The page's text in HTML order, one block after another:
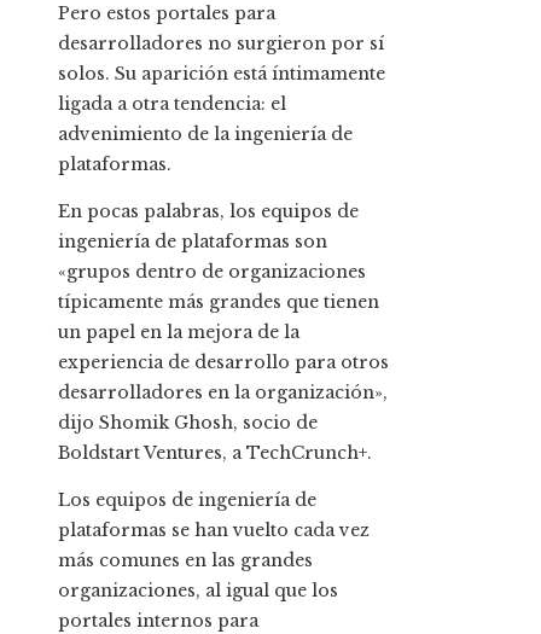
Pero estos portales para
desarrolladores no surgieron por sí
solos. Su aparición está íntimamente
ligada a otra tendencia: el
advenimiento de la ingeniería de
plataformas.
En pocas palabras, los equipos de
ingeniería de plataformas son
«grupos dentro de organizaciones
típicamente más grandes que tienen
un papel en la mejora de la
experiencia de desarrollo para otros
desarrolladores en la organización»,
dijo Shomik Ghosh, socio de
Boldstart Ventures, a TechCrunch+.
Los equipos de ingeniería de
plataformas se han vuelto cada vez
más comunes en las grandes
organizaciones, al igual que los
portales internos para